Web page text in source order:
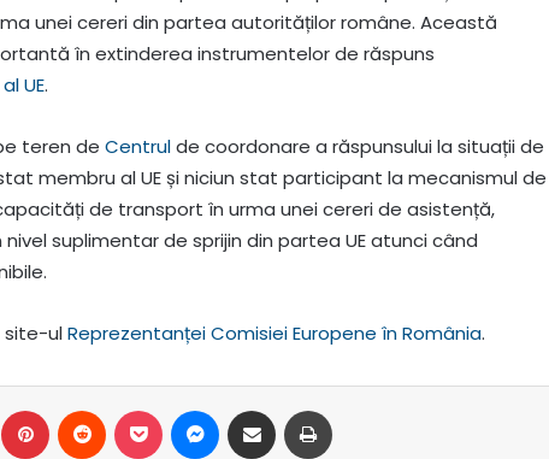
unei cereri din partea autorităților române. Această
în extinderea instrumentelor de răspuns
UE.
teren de Centrulde coordonare a răspunsului la situații de
membru al UE și niciun stat participant la mecanismul de
de transport în urma unei cereri de asistență,
suplimentar de sprijin din partea UE atunci când
site-ulReprezentanței Comisiei Europene în România.
Tumblr Pinterest Reddit Buzunar Mesager Distribuie prin e-mail